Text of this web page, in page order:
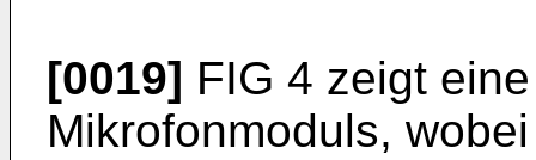
[0019] FIG 4 zeigt
Mikrofonmoduls,